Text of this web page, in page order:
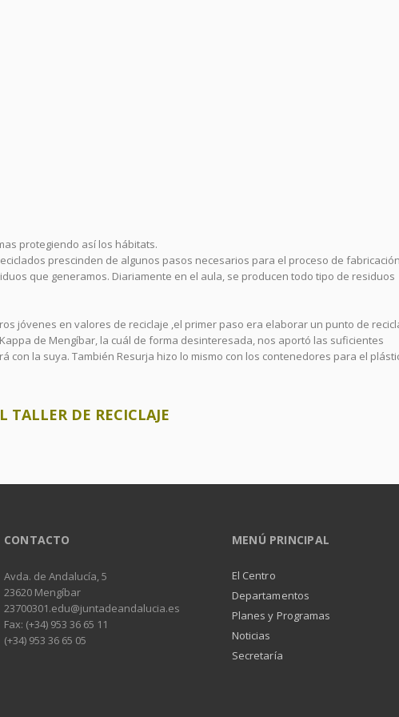
protegiendo así los hábitats.
prescinden de algunos pasos necesarios para el proceso de
que generamos. Diariamente en el aula, se producen todo tipo de residuos
jóvenes en valores de reciclaje ,el primer paso era elaborar un punto de
de Mengíbar, la cuál de forma desinteresada, nos aportó las suficientes
con la suya. También Resurja hizo lo mismo con los contenedores para el
TALLER DE RECICLAJE
CONTACTO
Avda. de Andalucía, 5
23620 Mengíbar
23700301.edu@juntadeandalucia.es
Fax: (+34) 953 36 65 11
(+34) 953 36 65 05
MENÚ PRINCIPAL
El Centro
Departamentos
Planes y Programas
Noticias
Secretaría